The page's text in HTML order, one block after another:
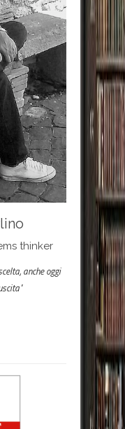
thinker
anche oggi